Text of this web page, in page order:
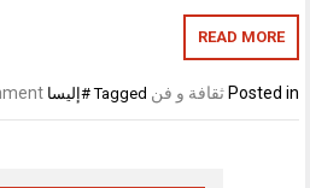
READ MORE
Posted in ثقافة و فن Tagged #إليسا